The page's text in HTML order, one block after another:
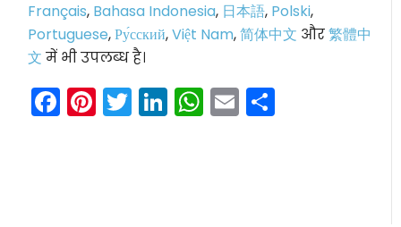
Français, Bahasa Indonesia, 日本語, Polski,
Portuguese,Ру́сский,Việt Nam,简体中文 और繁體中
文 में भी उपलब्ध है।
Facebook
Pinterest
Twitter
LinkedIn
WhatsApp
Email